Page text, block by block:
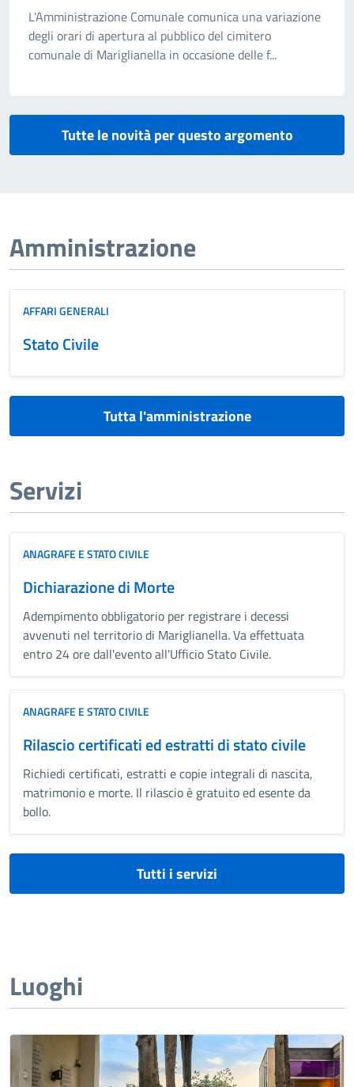
L'Amministrazione Comunale comunica una variazione
degli orari di apertura al pubblico del cimitero
comunale di Mariglianella in occasione delle f...
Tutte le novità per questo argomento
Amministrazione
AFFARI GENERALI
Stato Civile
Tutta l'amministrazione
Servizi
ANAGRAFE E STATO CIVILE
Dichiarazione di Morte
Adempimento obbligatorio per registrare i decessi
avvenuti nel territorio di Mariglianella. Va effettuata
entro 24 ore dall'evento all'Ufficio Stato Civile.
ANAGRAFE E STATO CIVILE
Rilascio certificati ed estratti di stato civile
Richiedi certificati, estratti e copie integrali di nascita,
matrimonio e morte. Il rilascio è gratuito ed esente da
bollo.
Tutti i servizi
Luoghi